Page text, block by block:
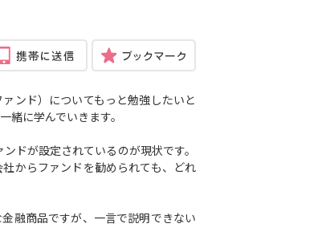
ンド）についてもっと勉強したいと
に学んでいきます。
ドが設定されているのが現状です。
からファンドを勧められても、どれ
融商品ですが、一言で説明できない